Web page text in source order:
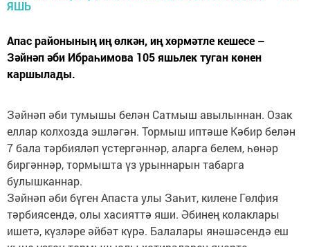
Апас районының иң өлкән, иң хөрмәтле кешесе –
Зәйнәп әби Ибраһимова 105 яшьлек туган көнен
каршылады.
Зәйнәп әби тумышы белән Сатмыш авылыннан. Озак
еллар колхозда эшләгән. Тормыш иптәше Кәбир белән
7 бала тәрбияләп үстергәннәр, аларга белем, һөнәр
биргәннәр, тормышта үз урыннарын табарга
булышканнар.
Зәйнәп әби бүген Апаста улы Заһит, килене Гөлфия
тәрбиясендә, олы хасияттә яши. Әбинең колаклары
ишетә, күзләре әйбәт күрә. Балалары янәшәсендә еш